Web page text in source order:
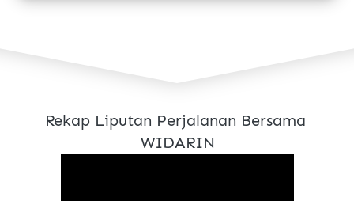
Rekap Liputan Perjalanan Bersama
WIDARIN